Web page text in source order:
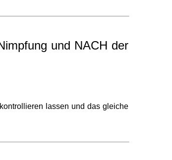
und NACH der
lassen und das gleiche